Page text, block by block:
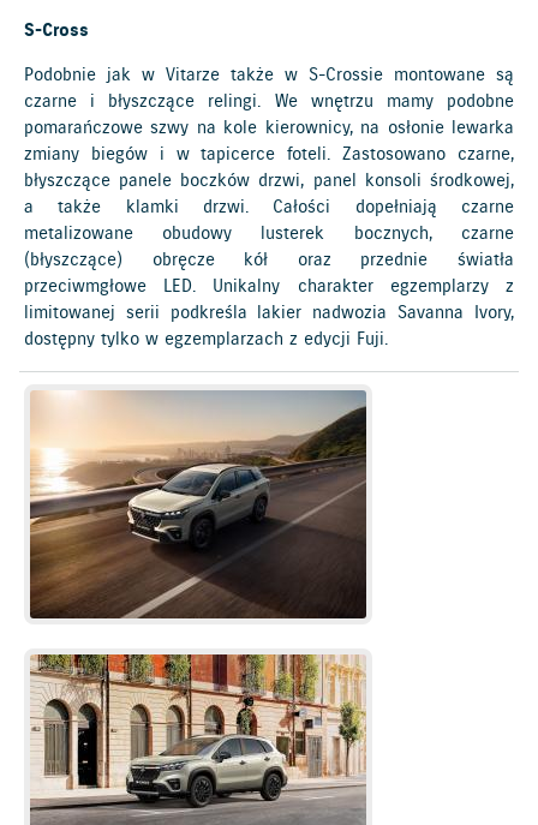
S-Cross
Podobnie jak w Vitarze także w S-Crossie montowane są
czarne i błyszczące relingi. We wnętrzu mamy podobne
pomarańczowe szwy na kole kierownicy, na osłonie lewarka
zmiany biegów i w tapicerce foteli. Zastosowano czarne,
błyszczące panele boczków drzwi, panel konsoli środkowej,
a także klamki drzwi. Całości dopełniają czarne
metalizowane obudowy lusterek bocznych, czarne
(błyszczące) obręcze kół oraz przednie światła
przeciwmgłowe LED. Unikalny charakter egzemplarzy z
limitowanej serii podkreśla lakier nadwozia Savanna Ivory,
dostępny tylko w egzemplarzach z edycji Fuji.